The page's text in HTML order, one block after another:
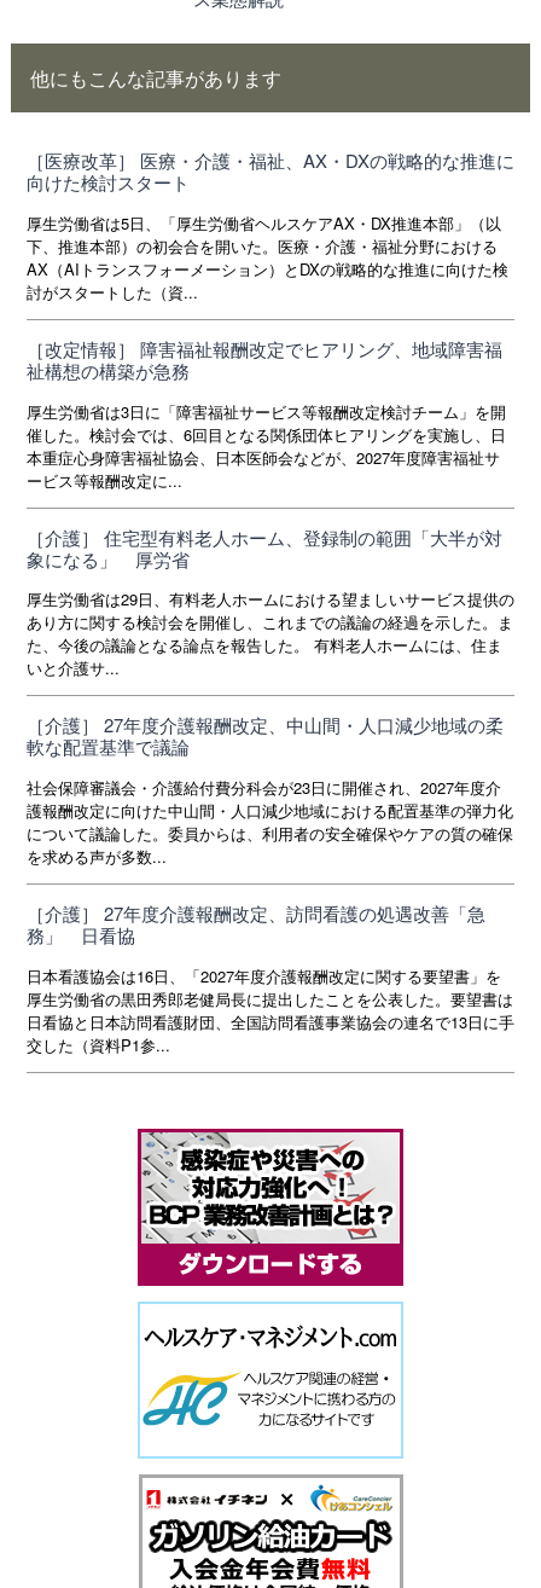
他にもこんな記事があります
［医療改革］ 医療・介護・福祉、AX・DXの戦略的な推進に
向けた検討スタート
厚生労働省は5日、「厚生労働省ヘルスケアAX・DX推進本部」（以
下、推進本部）の初会合を開いた。医療・介護・福祉分野における
AX（AIトランスフォーメーション）とDXの戦略的な推進に向けた検
討がスタートした（資...
［改定情報］ 障害福祉報酬改定でヒアリング、地域障害福
祉構想の構築が急務
厚生労働省は3日に「障害福祉サービス等報酬改定検討チーム」を開
催した。検討会では、6回目となる関係団体ヒアリングを実施し、日
本重症心身障害福祉協会、日本医師会などが、2027年度障害福祉サ
ービス等報酬改定に...
［介護］ 住宅型有料老人ホーム、登録制の範囲「大半が対
象になる」 厚労省
厚生労働省は29日、有料老人ホームにおける望ましいサービス提供の
あり方に関する検討会を開催し、これまでの議論の経過を示した。ま
た、今後の議論となる論点を報告した。 有料老人ホームには、住ま
いと介護サ...
［介護］ 27年度介護報酬改定、中山間・人口減少地域の柔
軟な配置基準で議論
社会保障審議会・介護給付費分科会が23日に開催され、2027年度介
護報酬改定に向けた中山間・人口減少地域における配置基準の弾力化
について議論した。委員からは、利用者の安全確保やケアの質の確保
を求める声が多数...
［介護］ 27年度介護報酬改定、訪問看護の処遇改善「急
務」 日看協
日本看護協会は16日、「2027年度介護報酬改定に関する要望書」を
厚生労働省の黒田秀郎老健局長に提出したことを公表した。要望書は
日看協と日本訪問看護財団、全国訪問看護事業協会の連名で13日に手
交した（資料P1参...